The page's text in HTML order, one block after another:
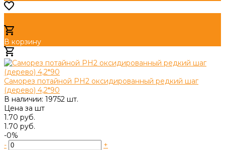
В корзину
Саморез потайной PH2 оксидированный редкий шаг
(дерево) 4,2*90
В наличии: 19752 шт.
Цена за шт
1.70 руб.
1.70 руб.
-0%
-
+